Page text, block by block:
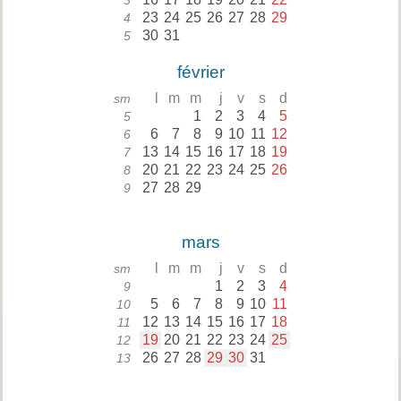
4 23 24 25 26 27 28 29
5 30 31
février
sm m m j v s d
5 1 2 3 4 5
6 6 7 8 9 10 11 12
7 13 14 15 16 17 18 19
8 20 21 22 23 24 25 26
9 27 28 29
mars
sm m m j v s d
9 1 2 3 4
10 5 6 7 8 9 10 11
11 12 13 14 15 16 17 18
12 19 20 21 22 23 24 25
13 26 27 28 29 30 31